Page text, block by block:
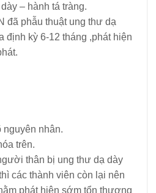
– hành tá tràng.
đã phẫu thuật ung thư dạ
định kỳ 6-12 tháng ,phát hiện
nguyên nhân.
trên.
thân bị ung thư dạ dày
các thành viên còn lại nên
phát hiện sớm tổn thương